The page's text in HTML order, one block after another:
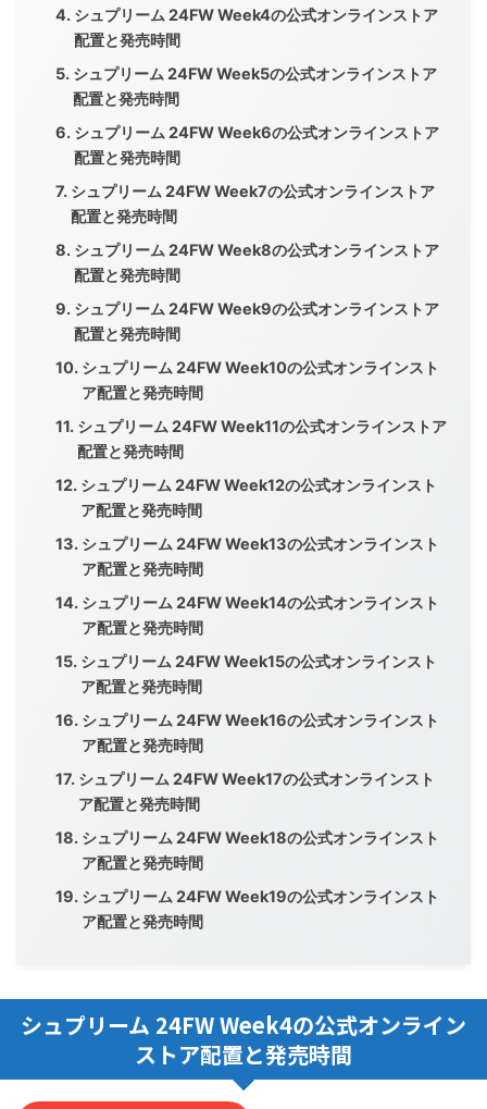
シュプリーム 24FW Week4の公式オンラインストア
配置と発売時間
シュプリーム 24FW Week5の公式オンラインストア
配置と発売時間
シュプリーム 24FW Week6の公式オンラインストア
配置と発売時間
シュプリーム 24FW Week7の公式オンラインストア
配置と発売時間
シュプリーム 24FW Week8の公式オンラインストア
配置と発売時間
シュプリーム 24FW Week9の公式オンラインストア
配置と発売時間
シュプリーム 24FW Week10の公式オンラインスト
ア配置と発売時間
シュプリーム 24FW Week11の公式オンラインストア
配置と発売時間
シュプリーム 24FW Week12の公式オンラインスト
ア配置と発売時間
シュプリーム 24FW Week13の公式オンラインスト
ア配置と発売時間
シュプリーム 24FW Week14の公式オンラインスト
ア配置と発売時間
シュプリーム 24FW Week15の公式オンラインスト
ア配置と発売時間
シュプリーム 24FW Week16の公式オンラインスト
ア配置と発売時間
シュプリーム 24FW Week17の公式オンラインスト
ア配置と発売時間
シュプリーム 24FW Week18の公式オンラインスト
ア配置と発売時間
シュプリーム 24FW Week19の公式オンラインスト
ア配置と発売時間
シュプリーム 24FW Week4の公式オンライン
ストア配置と発売時間